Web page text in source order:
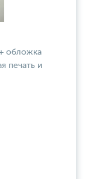
обложка
печать и